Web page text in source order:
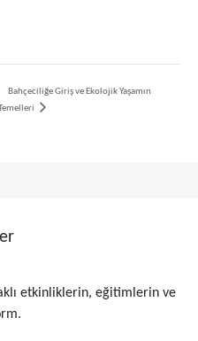
Bahçeciliğe Giriş ve Ekolojik Yaşamın
etkinliklerin, eğitimlerin ve